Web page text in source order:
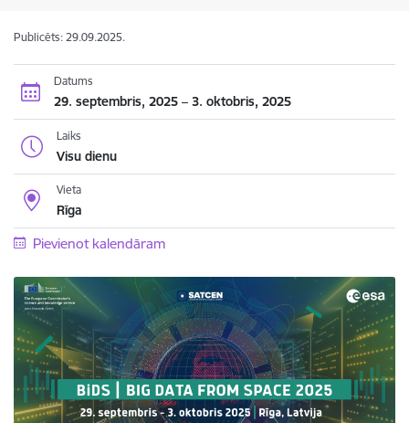
Publicēts: 29.09.2025.
Datums
29. septembris, 2025 – 3. oktobris, 2025
Laiks
Visu dienu
Vieta
Rīga
Pievienot kalendāram